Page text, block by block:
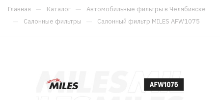
Главная — Каталог — Автомобильные фильтры в Челябинске
— Салонные фильтры — Салонный фильтр MILES AFW1075